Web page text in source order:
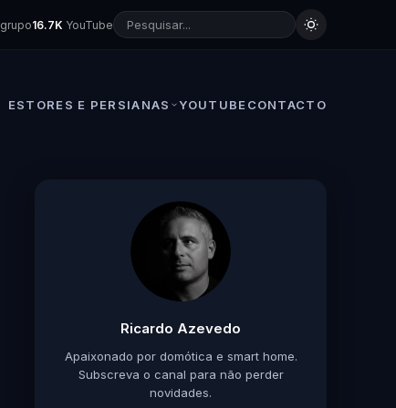
grupo16.7K YouTube
ESTORES E PERSIANAS YOUTUBE CONTACTO
Ricardo Azevedo
Apaixonado por domótica e smart home.
Subscreva o canal para não perder
novidades.